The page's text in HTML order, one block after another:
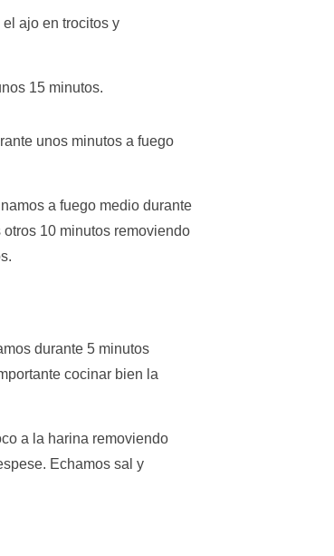
ajo en trocitos y
15 minutos.
unos minutos a fuego
a fuego medio durante
10 minutos removiendo
durante 5 minutos
cocinar bien la
a la harina removiendo
Echamos sal y